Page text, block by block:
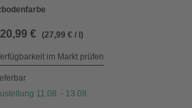
20,99 € (27,99 € / l)
im Markt prüfen
11.08. - 13.08.